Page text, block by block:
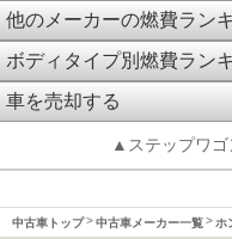
他のメーカーの燃費ラン
ボディタイプ別燃費ラン
車を売却する
▲ステップワゴ
中古車トップ 中古車メーカー一覧 ホ